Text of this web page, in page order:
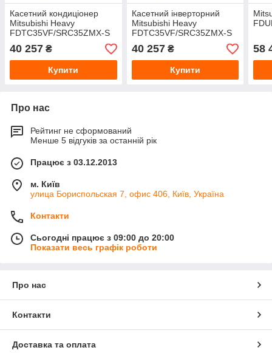
Касетний кондиціонер
Mitsubishi Heavy
FDTC35VF/SRC35ZMX-S
40 257 ₴
Купити
Касетний інверторний
Mitsubishi Heavy
FDTC35VF/SRC35ZMX-S
40 257₴
Купити
58
Про нас
Рейтинг не сформований
Менше 5 відгуків за останній рік
Працює з 03.12.2013
м. Київ
улица Бориспольская 7, офис 406, Київ, Україна
Контакти
Сьогодні працює з 09:00 до 20:00
Показати весь графік роботи
Про нас
Контакти
Доставка та оплата